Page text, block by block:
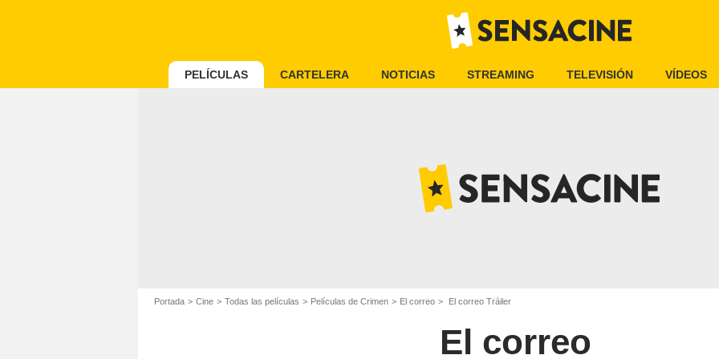
PELÍCULAS CARTELERA NOTICIAS STREAMING TELEVISIÓN VÍDEOS
Portada Cine Todas las películas Películas de Crimen El correo El correo Tráiler
El correo